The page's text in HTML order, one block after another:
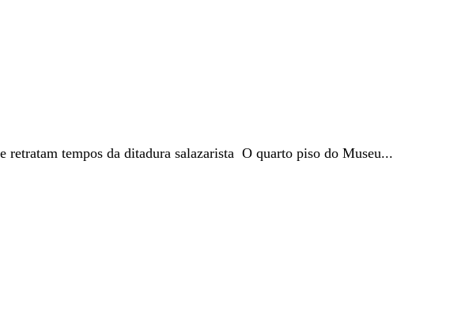
retratam tempos da ditadura salazarista O quarto piso do Museu...